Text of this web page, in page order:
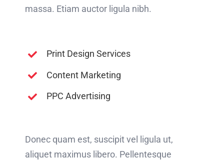
massa. Etiam auctor ligula nibh.
Print Design Services
Content Marketing
PPC Advertising
Donec quam est, suscipit vel ligula ut,
aliquet maximus libero. Pellentesque